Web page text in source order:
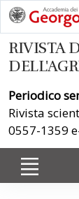
RIVISTA
Periodico
Rivista
0557-1359